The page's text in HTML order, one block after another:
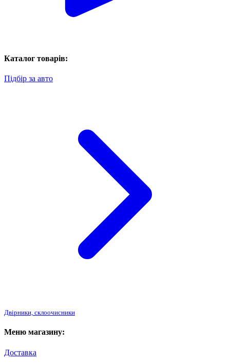
Каталог товарів:
Підбір за авто
Двірники, склоочисники
Меню магазину:
Доставка